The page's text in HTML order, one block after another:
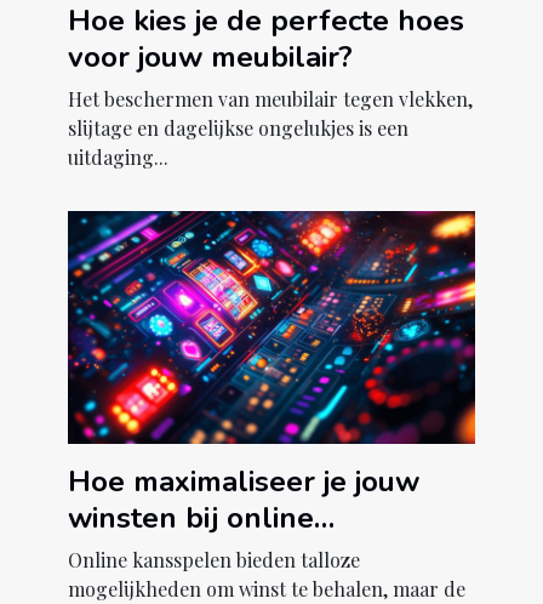
Hoe kies je de perfecte hoes
voor jouw meubilair?
Het beschermen van meubilair tegen vlekken,
slijtage en dagelijkse ongelukjes is een
uitdaging...
Hoe maximaliseer je jouw
winsten bij online
kansspelen?
Online kansspelen bieden talloze
mogelijkheden om winst te behalen, maar de